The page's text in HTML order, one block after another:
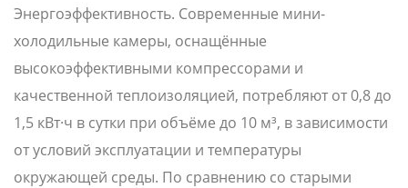
Энергоэффективность. Современные мини-
холодильные камеры, оснащённые
высокоэффективными компрессорами и
качественной теплоизоляцией, потребляют от 0,8 до
1,5 кВт·ч в сутки при объёме до 10 м³, в зависимости
от условий эксплуатации и температуры
окружающей среды. По сравнению со старыми